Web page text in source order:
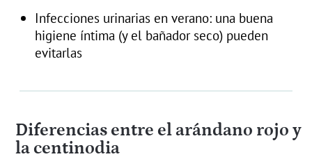
Infecciones urinarias en verano: una buena
higiene íntima (y el bañador seco) pueden
evitarlas
Diferencias entre el arándano rojo y
la centinodia